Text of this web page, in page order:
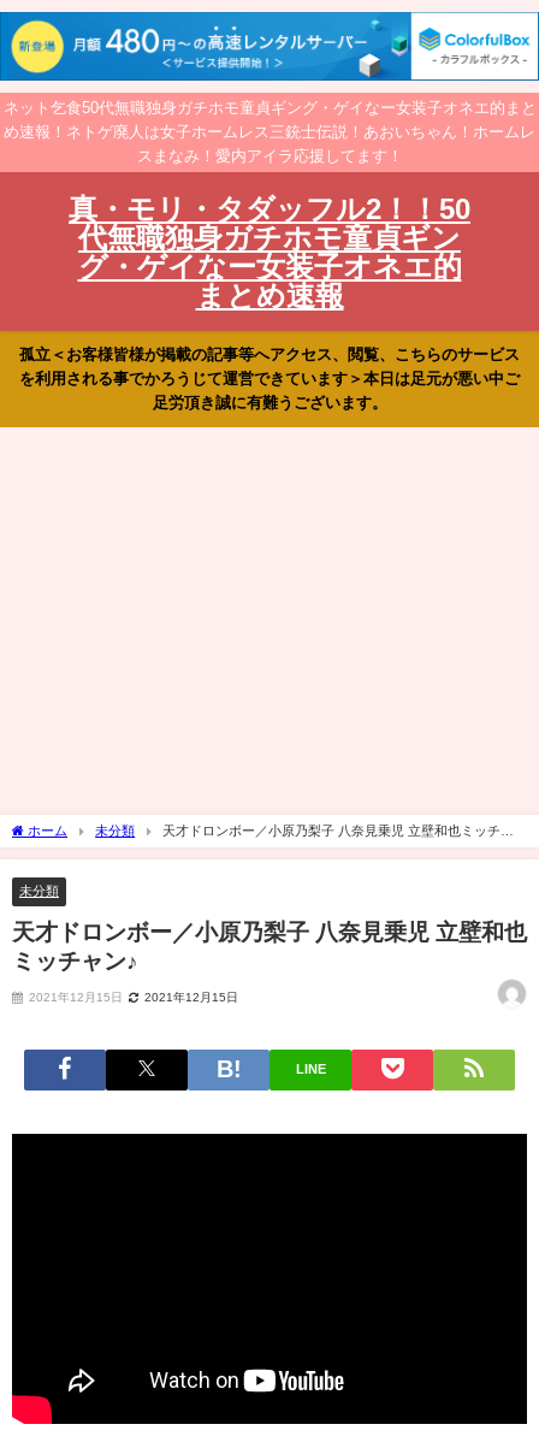
ネット乞食50代無職独身ガチホモ童貞ギング・ゲイなー女装子オネエ的まと
め速報！ネトゲ廃人は女子ホームレス三銃士伝説！あおいちゃん！ホームレ
スまなみ！愛内アイラ応援してます！
真・モリ・タダッフル2！！50
代無職独身ガチホモ童貞ギン
グ・ゲイなー女装子オネエ的
まとめ速報
孤立＜お客様皆様が掲載の記事等へアクセス、閲覧、こちらのサービス
を利用される事でかろうじて運営できています＞本日は足元が悪い中ご
足労頂き誠に有難うございます。
ホーム 未分類
天才ドロンボー／小原乃梨子 八奈見乗児 立壁和也ミッチャ
ン♪
未分類
天才ドロンボー／小原乃梨子 八奈見乗児 立壁和也
ミッチャン♪
2021年12月15日 2021年12月15日
LINE